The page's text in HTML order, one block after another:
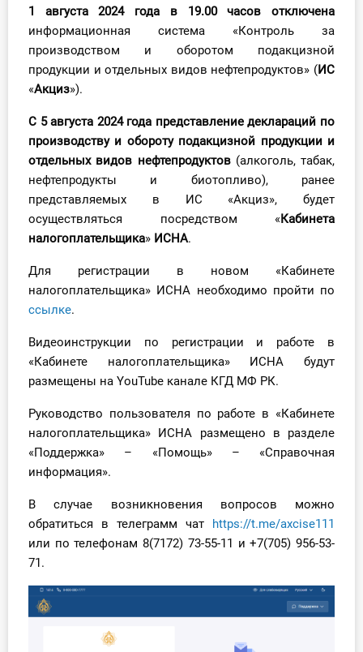
Практика ИП
Кадры. Труд. Зарплата.
Юридический помощник
Интернет-магазин
О Системе
Тарифы
бухгалтера
1 августа 2024 года в 19.00 часов отключена
информационная система «Контроль за
производством и оборотом подакцизной
продукции и отдельных видов нефтепродуктов» (ИС
«Акциз»).
С 5 августа 2024 года представление деклараций по
производству и обороту подакцизной продукции и
отдельных видов нефтепродуктов (алкоголь, табак,
нефтепродукты и биотопливо), ранее
представляемых в ИС «Акциз», будет
осуществляться посредством «Кабинета
налогоплательщика» ИСНА.
Для регистрации в новом «Кабинете
налогоплательщика» ИСНА необходимо пройти по
ссылке.
Видеоинструкции по регистрации и работе в
«Кабинете налогоплательщика» ИСНА будут
размещены на YouTube канале КГД МФ РК.
Руководство пользователя по работе в «Кабинете
налогоплательщика» ИСНА размещено в разделе
«Поддержка» – «Помощь» – «Справочная
информация».
В случае возникновения вопросов можно
обратиться в телеграмм чат
https://t.me/axcise111
или по телефонам 8(7172) 73-55-11 и +7(705) 956-53-
71.